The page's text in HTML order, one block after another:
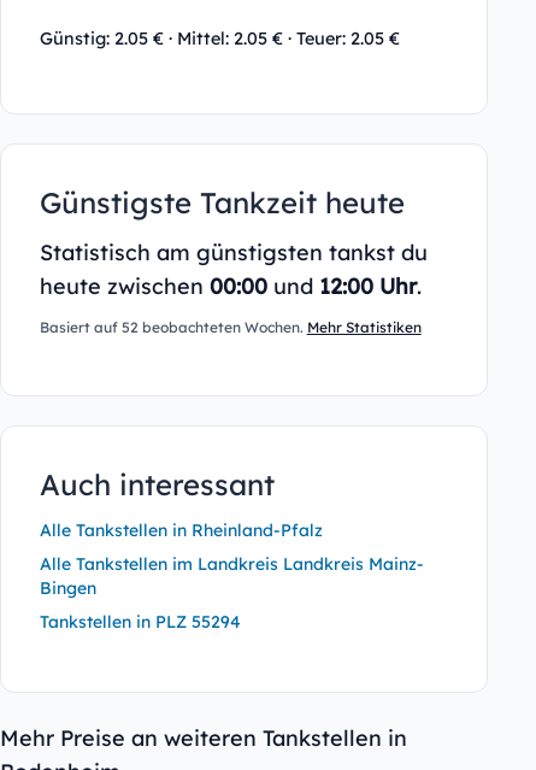
Günstig: 2.05 € · Mittel: 2.05 € · Teuer: 2.05 €
Günstigste Tankzeit heute
Statistisch am günstigsten tankst du
heute zwischen 00:00und 12:00 Uhr.
Basiert auf 52 beobachteten Wochen. Mehr Statistiken
Auch interessant
Alle Tankstellen in Rheinland-Pfalz
Alle Tankstellen im Landkreis Landkreis Mainz-
Bingen
Tankstellen in PLZ 55294
Mehr Preise an weiteren Tankstellen in